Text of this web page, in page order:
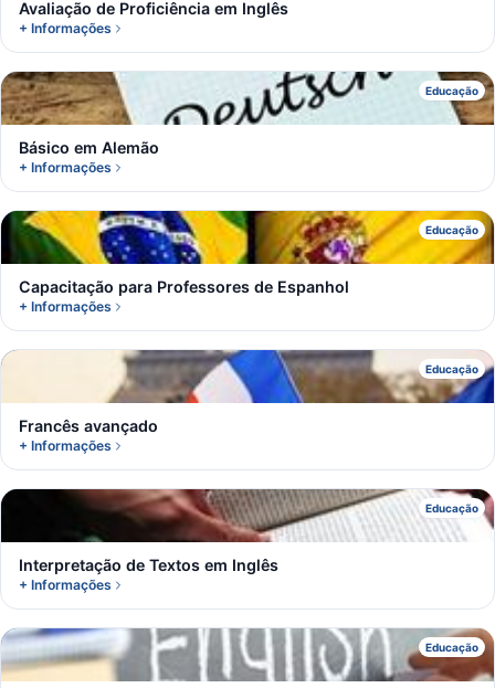
Avaliação de Proficiência em Inglês
+ Informações
Educação
B
Básico em Alemão
+ Informações
Educação
C
Capacitação para Professores de Espanhol
+ Informações
Educação
F
Francês avançado
+ Informações
Educação
I
Interpretação de Textos em Inglês
+ Informações
Educação
L